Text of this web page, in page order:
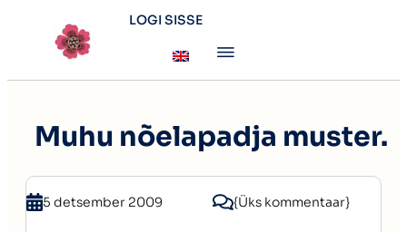
LOGI SISSE
Muhu nõelapadja muster.
5 detsember 2009 {Üks kommentaar}